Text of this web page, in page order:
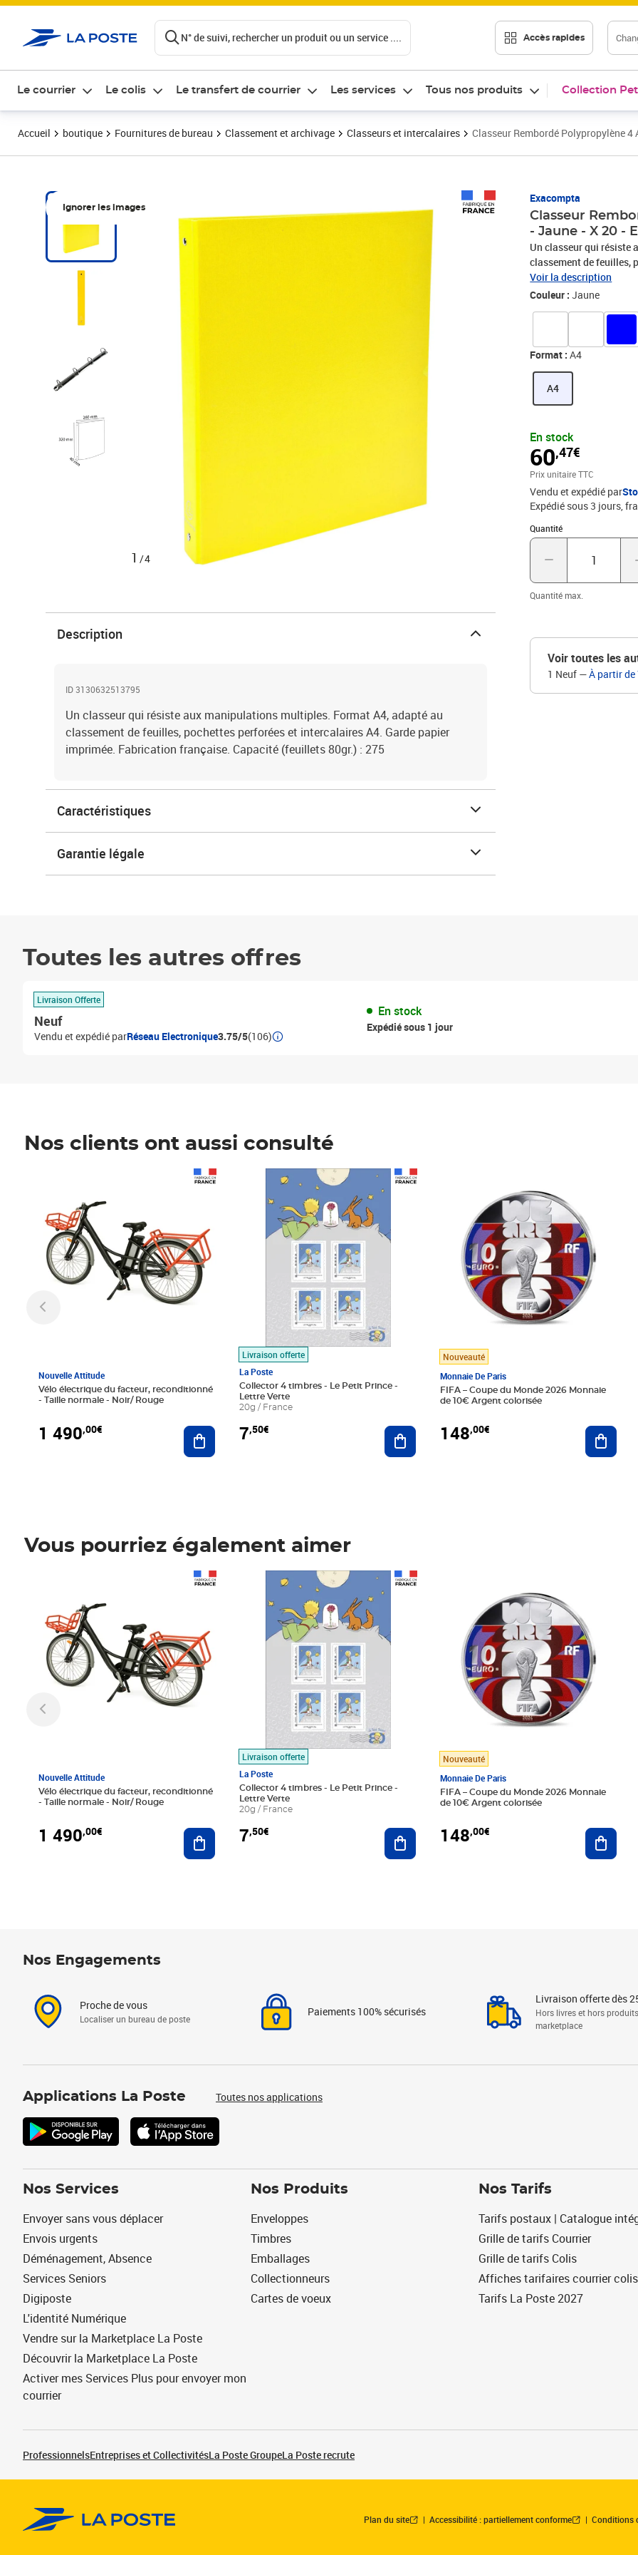
N° de suivi, rechercher un produit ou un service .... Accès rapides
Le courrier Le colis Le transfert de courrier Les services Tous nos produits Collection
Accueil boutique Fournitures de bureau Classement et archivage Classeurs et intercalaires Classeur Rembordé Polypropylène 4
Ignorer les images
1 /4
Exacompta
Classeur
- Jaune - X 20 -
Un classeur qui résiste
classement de feuilles,
imprimée. Fabrication
Voir la description
Couleur :Jaune
Format :A4
A4
En stock
60,47€
Prix 60,47€
Prix unitaire TTC
Vendu et expédié par
Expédié sous 3 jours,
Quantité
Quantité : 1
Quantité max.
Voir toutes les
1 Neuf —À partir de
Description
ID 3130632513795
Un classeur qui résiste aux manipulations multiples. Format A4, adapté au
classement de feuilles, pochettes perforées et intercalaires A4. Garde papier
imprimée. Fabrication française. Capacité (feuillets 80gr.) : 275
Caractéristiques
Garantie légale
Toutes les autres offres
Livraison Offerte
Neuf
Vendu et expédié parRéseau Electronique3.75/5(106)
En stock
Expédié sous 1 jour
Nos clients ont aussi consulté
Nouvelle Attitude
Vélo électrique du facteur, reconditionné
- Taille normale - Noir/ Rouge
1 490,00€ Ajouter au panier
Livraison offerte
La Poste
Collector 4 timbres - Le Petit Prince -
Lettre Verte
20g / France
7,50€
Prix 7,50€
Ajouter au panier
Nouveauté
Monnaie De Paris
FIFA – Coupe du Monde 2026 Monnaie
de 10€ Argent colorisée
148,00€
Vous pourriez également aimer
Nouvelle Attitude
Vélo électrique du facteur, reconditionné
- Taille normale - Noir/ Rouge
1 490,00€ Ajouter au panier
Livraison offerte
La Poste
Collector 4 timbres - Le Petit Prince -
Lettre Verte
20g / France
7,50€
Prix 7,50€
Ajouter au panier
Nouveauté
Monnaie De Paris
FIFA – Coupe du Monde 2026 Monnaie
de 10€ Argent colorisée
148,00€
Nos Engagements
Proche de vous
Localiser un bureau de poste
Paiements 100% sécurisés
Livraison offerte dès
Hors livres et hors produits
marketplace
Applications La Poste Toutes nos applications
Nos Services
Envoyer sans vous déplacer
Envois urgents
Déménagement, Absence
Services Seniors
Digiposte
L'identité Numérique
Vendre sur la Marketplace La Poste
Découvrir la Marketplace La Poste
Activer mes Services Plus pour envoyer mon
courrier
Nos Produits
Enveloppes
Timbres
Emballages
Collectionneurs
Cartes de voeux
Nos Tarifs
Tarifs postaux | Catalogue
Grille de tarifs Courrier
Grille de tarifs Colis
Affiches tarifaires courrier colis
Tarifs La Poste 2027
ProfessionnelsEntreprises et CollectivitésLa Poste GroupeLa Poste recrute
Plan du site Accessibilité : partiellement conforme Conditions